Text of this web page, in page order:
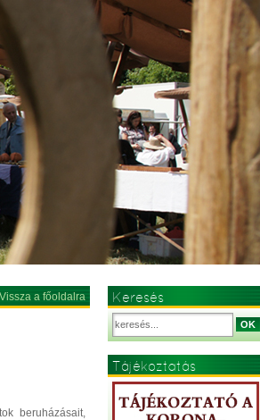
Vissza a főoldalra
beruházásait,
Keresés
OK
Tájékoztatás